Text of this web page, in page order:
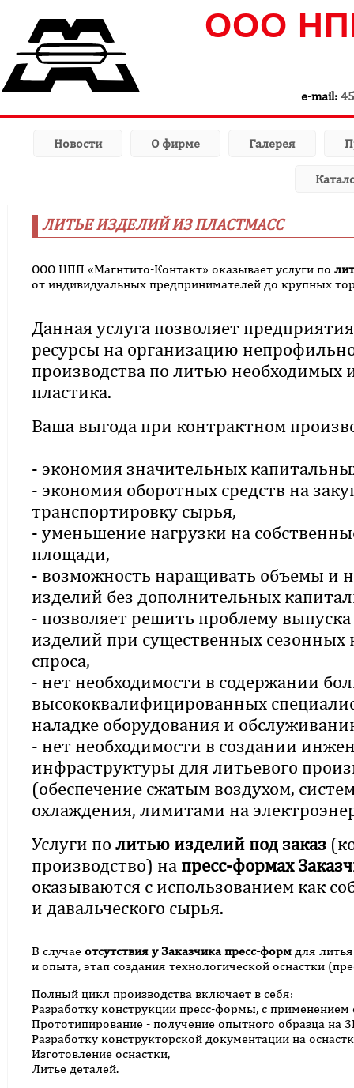
ООО
e-mail:
Новости О фирме Галерея
ЛИТЬЕ ИЗДЕЛИЙ ИЗ ПЛАСТМАСС
ООО НПП «Магнтито-Контакт» оказывает услуги по
от индивидуальных предпринимателей до крупных
Данная услуга позволяет
ресурсы на организацию
производства по литью необходимых
пластика.
Ваша выгода при контрактном
- экономия значительных
- экономия оборотных средств на
транспортировку сырья,
- уменьшение нагрузки на
площади,
- возможность наращивать объемы и
изделий без дополнительных
- позволяет решить проблему
изделий при существенных сезонных
спроса,
- нет необходимости в содержании
высококвалифицированных
наладке оборудования и
- нет необходимости в создании
инфраструктуры для литьевого
(обеспечение сжатым воздухом,
охлаждения, лимитами на
Услуги по литью изделий под заказ
производство) на пресс-формах
оказываются с использованием как
и давальческого сырья.
В случае отсутствия у Заказчика пресс-форм для
и опыта, этап создания технологической оснастки
Полный цикл производства включает в себя:
Разработку конструкции пресс-формы, с
Прототипирование - получение опытного образца на
Разработку конструкторской документации на
Изготовление оснастки,
Литье деталей.